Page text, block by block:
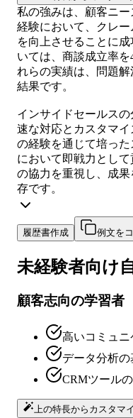
私の強みは、顧客ニ
経験において、クレ
を向上させることに
いては、商談成立率
れらの実績は、問題
結果です。
インサイドセールス
速な対応とカスタマ
の経験を通じて培っ
において即戦力とし
の協力を重視し、成
存です。
履歴書作成 例文を
未経験者向け
顧客志向の学習者
高いコミュニ
データ分析
CRMツール
上の特長からカスタマ